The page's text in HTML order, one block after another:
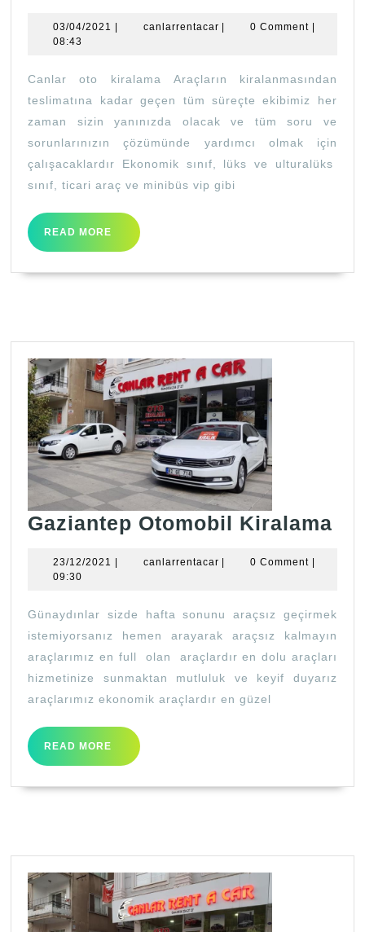
A
03/04/2021 03/04/2021
| canlarrentacarcanlarrentacar
| 0 Comment |
08:43
Canlar oto kiralama Araçların kiralanmasından
teslimatına kadar geçen tüm süreçte ekibimiz her
zaman sizin yanınızda olacak ve tüm soru ve
sorunlarınızın çözümünde yardımcı olmak için
çalışacaklardır Ekonomik sınıf, lüks ve ulturalüks
sınıf, ticari araç ve minibüs vip gibi
READ MORE
READ
MORE
Gaziantep Otomobil Kiralama
23/12/2021 23/12/2021
| canlarrentacarcanlarrentacar
| 0 Comment |
09:30
Günaydınlar sizde hafta sonunu araçsız geçirmek
istemiyorsanız hemen arayarak araçsız kalmayın
araçlarımız en full olan araçlardır en dolu araçları
hizmetinize sunmaktan mutluluk ve keyif duyarız
araçlarımız ekonomik araçlardır en güzel
READ MORE
READ
MORE